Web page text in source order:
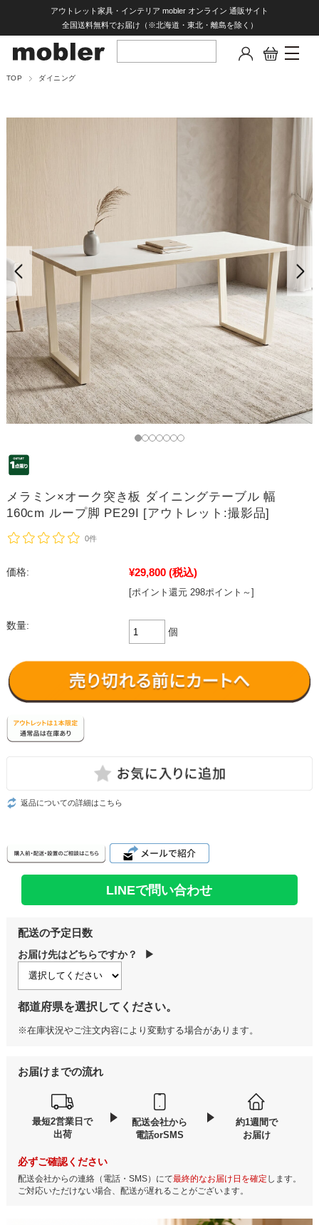
アウトレット家具・インテリア mobler オンライン 通販サイト
全国送料無料でお届け（※北海道・東北・離島を除く）
TOP ダイニング
メラミン×オーク突き板 ダイニングテーブル 幅
160cm ループ脚 PE29I [アウトレット:撮影品]
0件
価格: ¥29,800 (税込)
[ポイント還元 298ポイント～]
数量:
個
返品についての詳細はこちら
LINEで問い合わせ
配送の予定日数
お届け先はどちらですか？ ▶
都道府県を選択してください。
※在庫状況やご注文内容により変動する場合があります。
お届けまでの流れ
最短2営業日で
出荷
配送会社から
電話orSMS
約1週間で
お届け
必ずご確認ください
配送会社からの連絡（電話・SMS）にて最終的なお届け日を確定 します。
ご対応いただけない場合、配送が遅れることがございます。